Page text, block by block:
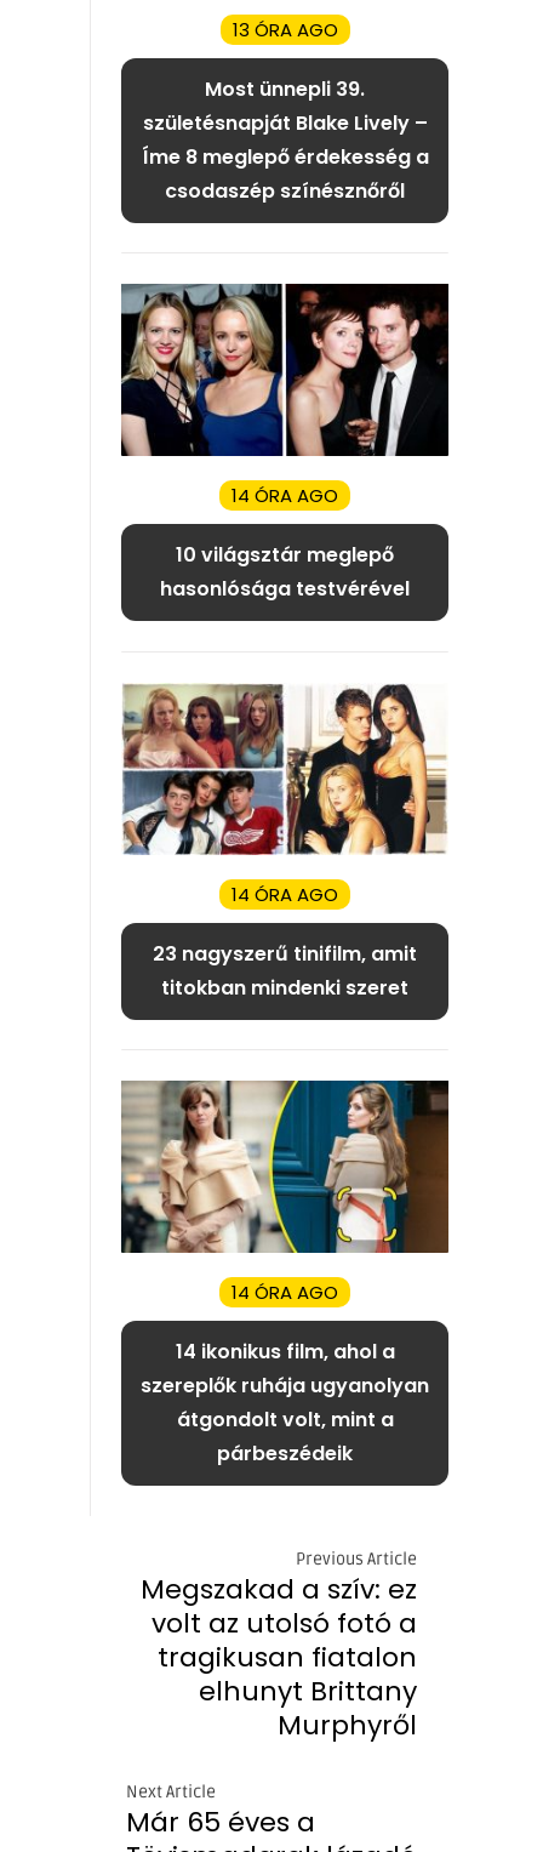
13 ÓRA AGO
Most ünnepli 39.
születésnapját Blake Lively –
Íme 8 meglepő érdekesség a
csodaszép színésznőről
14 ÓRA AGO
10 világsztár meglepő
hasonlósága testvérével
14 ÓRA AGO
23 nagyszerű tinifilm, amit
titokban mindenki szeret
14 ÓRA AGO
14 ikonikus film, ahol a
szereplők ruhája ugyanolyan
átgondolt volt, mint a
párbeszédeik
Previous Article
Megszakad a szív: ez
volt az utolsó fotó a
tragikusan fiatalon
elhunyt Brittany
Murphyről
Next Article
Már 65 éves a